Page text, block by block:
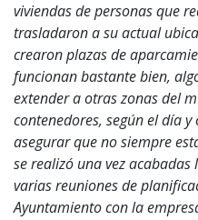
viviendas de personas que
trasladaron a su actual
crearon plazas de
funcionan bastante bien,
extender a otras zonas del
contenedores, según el día
asegurar que no siempre
se realizó una vez
varias reuniones de
Ayuntamiento con la